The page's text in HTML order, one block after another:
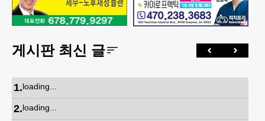
게시판 최신 글
1.loading...
2.loading...